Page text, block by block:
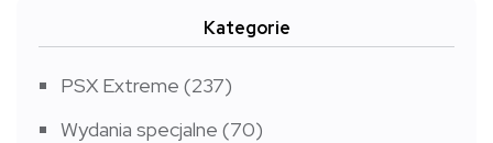
Kategorie
PSX Extreme (237)
Wydania specjalne (70)